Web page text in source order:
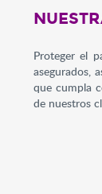
Proteger el
asegurados,
que cumpla
de nuestros